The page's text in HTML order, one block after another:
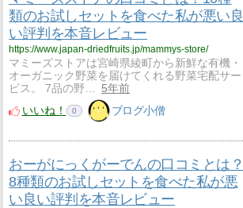
類のお試しセットを食べた私が悪い良
い評判を本音レビュー
https://www.japan-driedfruits.jp/mammys-store/
マミーズストアは宮崎県綾町から新鮮な有機・
オーガニック野菜を届けてくれる野菜宅配サー
ビス。 7品の野…
5年前
いいね！
0 ブログ小僧
おーがにっくがーでんの口コミとは？
8種類のお試しセットを食べた私が悪
い良い評判を本音レビュー